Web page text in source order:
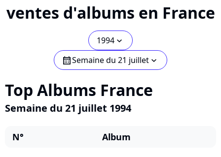
ventes d'albums en France
1994 chevron_bot
calendarSemaine du 21 juillet chevron_bot
Top Albums France
Semaine du 21 juillet 1994
N° Album